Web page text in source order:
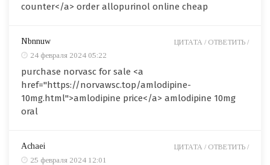
counter</a> order allopurinol online cheap
Nbnnuw
24 февраля 2024 05:22
purchase norvasc for sale <a
href="https://norvawsc.top/amlodipine-
10mg.html">amlodipine price</a> amlodipine 10mg
oral
ЦИТАТА / ОТВЕТИТЬ /
Achaei
25 февраля 2024 12:01
ЦИТАТА / ОТВЕТИТЬ /